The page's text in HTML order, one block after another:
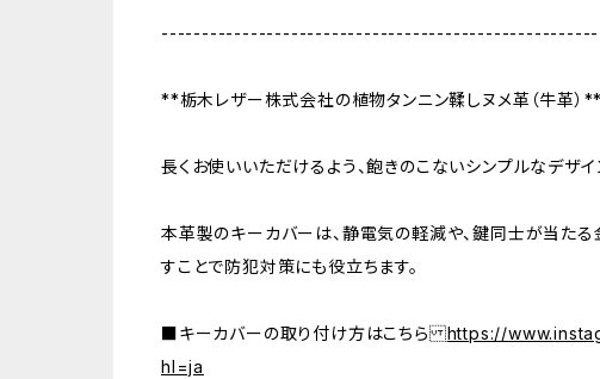
**栃木レザー株式会社の植物タンニン鞣しヌメ革（牛革）
長くお使いいただけるよう、飽きのこないシンプルなデザイ
本革製のキーカバーは、静電気の軽減や、鍵同士が当た
すことで防犯対策にも役立ちます。
■キーカバーの取り付け方はこちらhttps://
hl=ja